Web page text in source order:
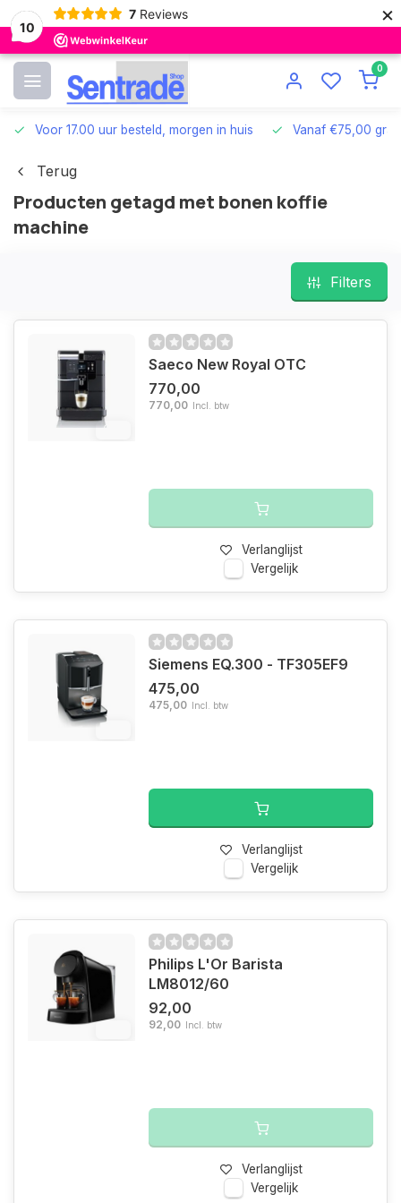
10
7 Reviews ×
0
Voor 17.00 uur besteld, morgen in huis Vanaf €75,00
Terug
Producten getagd met bonen koffie
machine
Filters
6%
Saeco New Royal OTC
770,00
770,00 Incl. btw
Verlanglijst
Vergelijk
Siemens EQ.300 - TF305EF9
475,00
475,00 Incl. btw
Verlanglijst
Vergelijk
Philips L'Or Barista
LM8012/60
92,00
92,00 Incl. btw
Verlanglijst
Vergelijk